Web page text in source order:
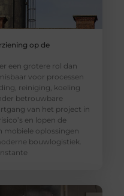
op de
een grotere rol dan
voor processen
reiniging, koeling
betrouwbare
van het project in
en lopen de
mobiele oplossingen
bouwlogistiek.